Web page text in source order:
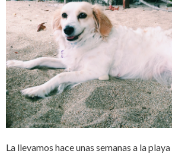
La llevamos hace unas semanas a la